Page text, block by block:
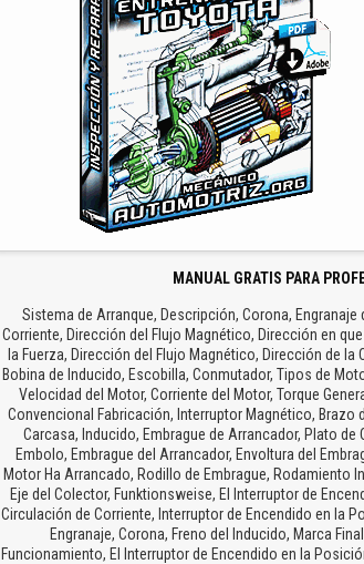
MANUAL GRATIS PARA
Sistema de Arranque, Descripción, Corona,
Corriente, Dirección del Flujo Magnético, Dirección en
la Fuerza, Dirección del Flujo Magnético, Dirección de
Bobina de Inducido, Escobilla, Conmutador, Tipos de
Velocidad del Motor, Corriente del Motor, Torque
Convencional Fabricación, Interruptor Magnético, Brazo
Carcasa, Inducido, Embrague de Arrancador, Plato
Embolo, Embrague del Arrancador, Envoltura del
Motor Ha Arrancado, Rodillo de Embrague, Rodamiento
Eje del Colector, Funktionsweise, El Interruptor de
Circulación de Corriente, Interruptor de Encendido en la
Engranaje, Corona, Freno del Inducido, Marca
Funcionamiento, El Interruptor de Encendido en la